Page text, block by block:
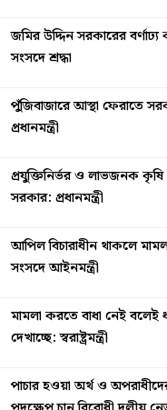
জমির উদ্দিন সরকারের
সংসদে শ্রদ্ধা
পুঁজিবাজারে আস্থা ফেরাতে
প্রধানমন্ত্রী
প্রযুক্তিনির্ভর ও লাভজনক
সরকার: প্রধানমন্ত্রী
আপিল বিচারাধীন থাকলে
সংসদে আইনমন্ত্রী
মামলা করতে বাধা নেই বলেই
দেখাচ্ছে: স্বরাষ্ট্রমন্ত্রী
পাচার হওয়া অর্থ ও